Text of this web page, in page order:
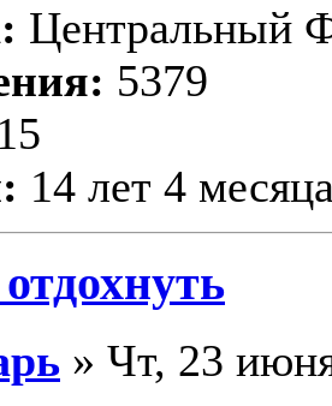
Центральный
5379
15
14 лет 4
» Чт, 23